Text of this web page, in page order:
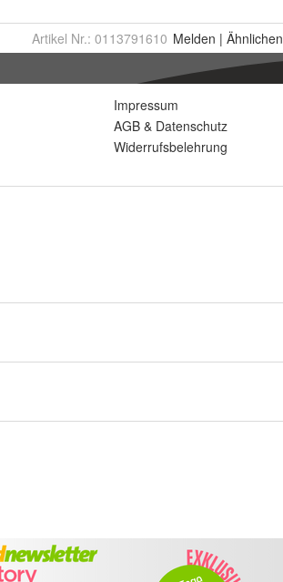
Artikel Nr.: 0113791610 Melden | Ähnlichen
Impressum
AGB & Datenschutz
Widerrufsbelehrung